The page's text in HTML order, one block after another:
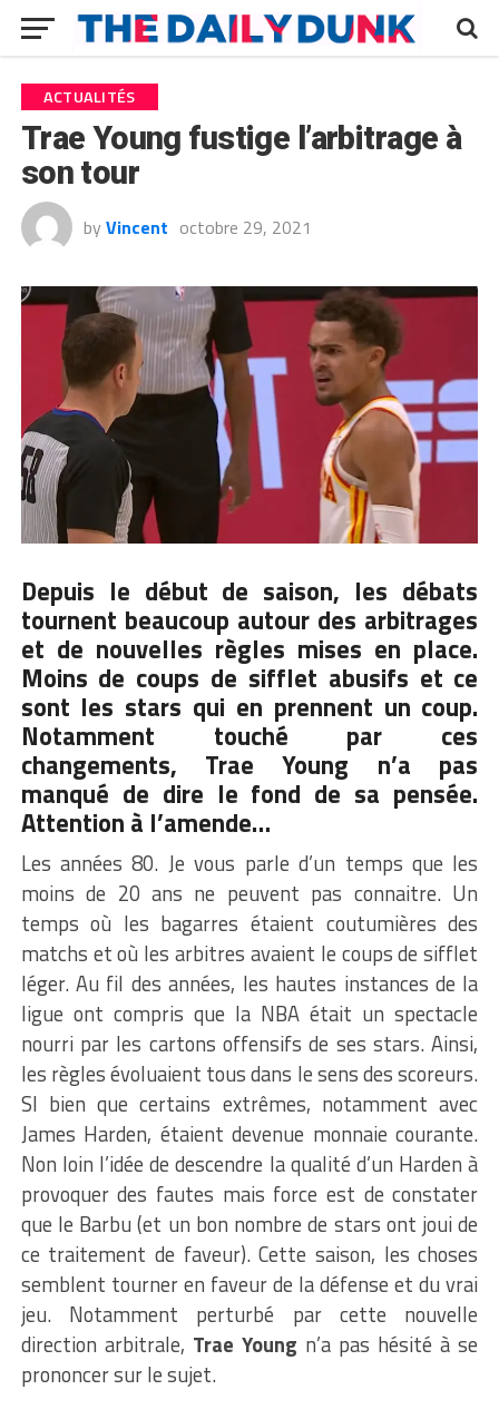
ACTUALITÉS
Trae Young fustige l’arbitrage à
son tour
by Vincent octobre 29, 2021
Depuis le début de saison, les débats
tournent beaucoup autour des arbitrages
et de nouvelles règles mises en place.
Moins de coups de sifflet abusifs et ce
sont les stars qui en prennent un coup.
Notamment touché par ces
changements, Trae Young n’a pas
manqué de dire le fond de sa pensée.
Attention à l’amende…
Les années 80. Je vous parle d’un temps que les
moins de 20 ans ne peuvent pas connaitre. Un
temps où les bagarres étaient coutumières des
matchs et où les arbitres avaient le coups de sifflet
léger. Au fil des années, les hautes instances de la
ligue ont compris que la NBA était un spectacle
nourri par les cartons offensifs de ses stars. Ainsi,
les règles évoluaient tous dans le sens des scoreurs.
SI bien que certains extrêmes, notamment avec
James Harden, étaient devenue monnaie courante.
Non loin l’idée de descendre la qualité d’un Harden à
provoquer des fautes mais force est de constater
que le Barbu (et un bon nombre de stars ont joui de
ce traitement de faveur). Cette saison, les choses
semblent tourner en faveur de la défense et du vrai
jeu. Notamment perturbé par cette nouvelle
direction arbitrale, Trae Young n’a pas hésité à se
prononcer sur le sujet.